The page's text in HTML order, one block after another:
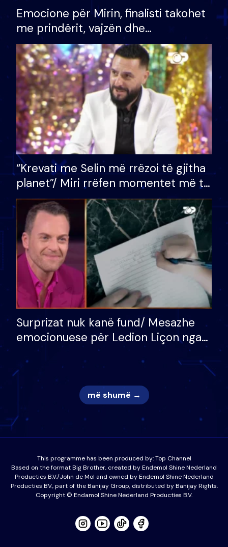
Emocione për Mirin, finalisti takohet
me prindërit, vajzën dhe
bashkëshorten: S’kemi ndonjë letër
divorci apo jo?
“Krevati me Selin më rrëzoi të gjitha
planet”/ Miri rrëfen momentet më të
bukura në shtëpinë e BB VIP: Do më
mungojë zilja e mëngjesit kur…
Surprizat nuk kanë fund/ Mesazhe
emocionuese për Ledion Liçon nga
nëna dhe fëmijët e tij, moderatori
nuk i mban dot lotët: Nuk meritoj…
më shumë →
This programme has been produced by:Top Channel
Based on the format Big Brother, created by Endemol Shine Nederland
Producties B.V./John de Mol and owned by Endemol Shine Nederland
Producties BV., part of the Banijay Group, distributed by Banijay Rights.
Copyright © Endamol Shine Nederland Producties B.V.